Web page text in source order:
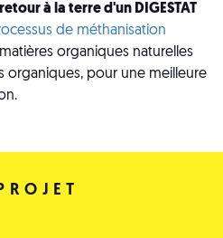
à la terre d'un DIGESTAT
de méthanisation
organiques naturelles
organiques, pour une meilleure